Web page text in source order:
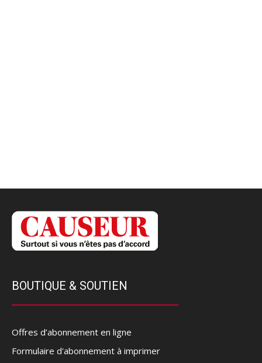
BOUTIQUE & SOUTIEN
Offres d’abonnement en ligne
Formulaire d'abonnement à imprimer